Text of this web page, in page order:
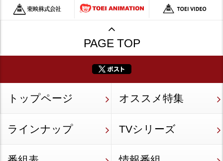
PAGE TOP
トップページ オススメ特集
ラインナップ TVシリーズ